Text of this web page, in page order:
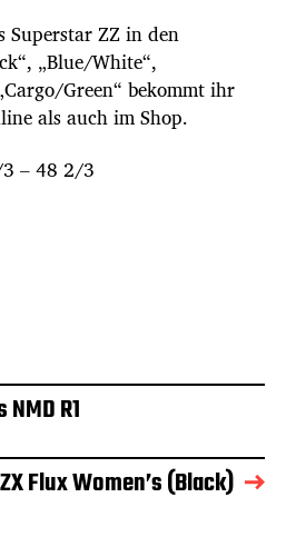
Superstar ZZ in den
„Blue/White“,
Green“ bekommt ihr
als auch im Shop.
– 48 2/3
R1
Flux Women’s (Black)